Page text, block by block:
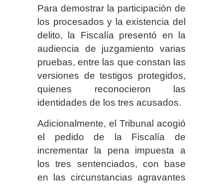
Para demostrar la participación de
los procesados y la existencia del
delito, la Fiscalía presentó en la
audiencia de juzgamiento varias
pruebas, entre las que constan las
versiones de testigos protegidos,
quienes reconocieron las
identidades de los tres acusados.
Adicionalmente, el Tribunal acogió
el pedido de la Fiscalía de
incrementar la pena impuesta a
los tres sentenciados, con base
en las circunstancias agravantes